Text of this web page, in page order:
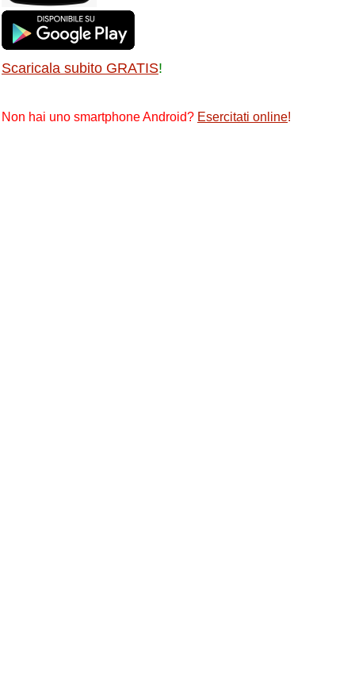
Scaricala subito GRATIS!
Non hai uno smartphone Android? Esercitati online!